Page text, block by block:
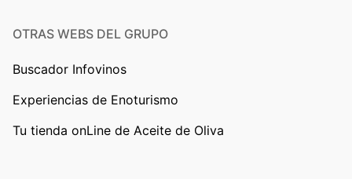
OTRAS WEBS DEL GRUPO
Buscador Infovinos
Experiencias de Enoturismo
Tu tienda onLine de Aceite de Oliva